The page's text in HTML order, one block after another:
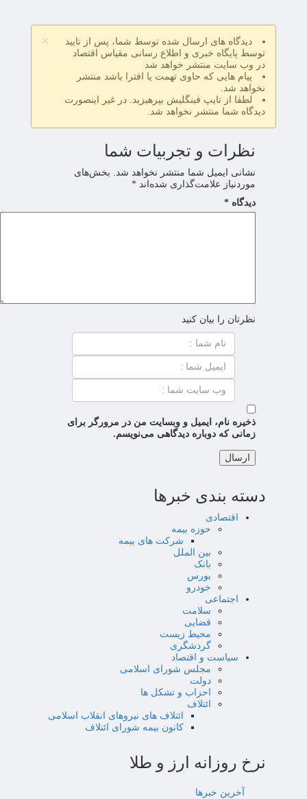
×
دیدگاه های ارسال شده توسط شما، پس از تایید
توسط پایگاه خبری و اطلاع رسانی مقیاس اقتصاد
در وب سایت منتشر خواهد شد
پیام هایی که حاوی تهمت یا افترا باشد منتشر
نخواهد شد.
لطفا از تایپ فینگلیش بپرهیزید. در غیر اینصورت
دیدگاه شما منتشر نخواهد شد.
نظرات و تجربیات شما
نشانی ایمیل شما منتشر نخواهد شد. بخش‌های
موردنیاز علامت‌گذاری شده‌اند *
دیدگاه *
نظرتان را بیان کنید
ذخیره نام، ایمیل و وبسایت من در مرورگر برای
زمانی که دوباره دیدگاهی می‌نویسم.
دسته بندی خبرها
اقتصادی
حوزه بیمه
شرکت های بیمه
بین الملل
بانک
بورس
خودرو
اجتماعی
سلامت
قضایی
محیط زیست
گردشگری
سیاست و اقتصاد
مجلس شورای اسلامی
دولت
احزاب و تشکل ها
ائتلاف
ائتلاف های نیروهای انقلاب اسلامی
کانون بیمه شورای ائتلاف
نرخ روزانه ارز و طلا
آخرین خبرها